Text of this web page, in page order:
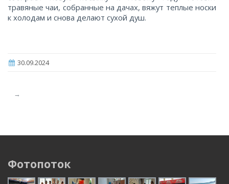
травяные чаи, собранные на дачах, вяжут теплые носки
к холодам и снова делают сухой душ.
30.09.2024
→
Фотопоток